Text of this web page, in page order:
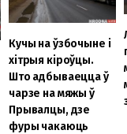
Кучы на ўзбочыне і
хітрыя кіроўцы.
Што адбываецца ў
чарзе на мяжы ў
Прывалцы, дзе
фуры чакаюць